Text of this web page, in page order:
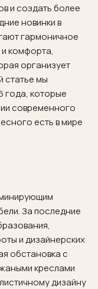
и создать более
новинки в
гармоничное
комфорта,
организует
статье мы
года, которые
современного
есть в мире
За последние
и дизайнерских
обстановка с
креслами
дизайну